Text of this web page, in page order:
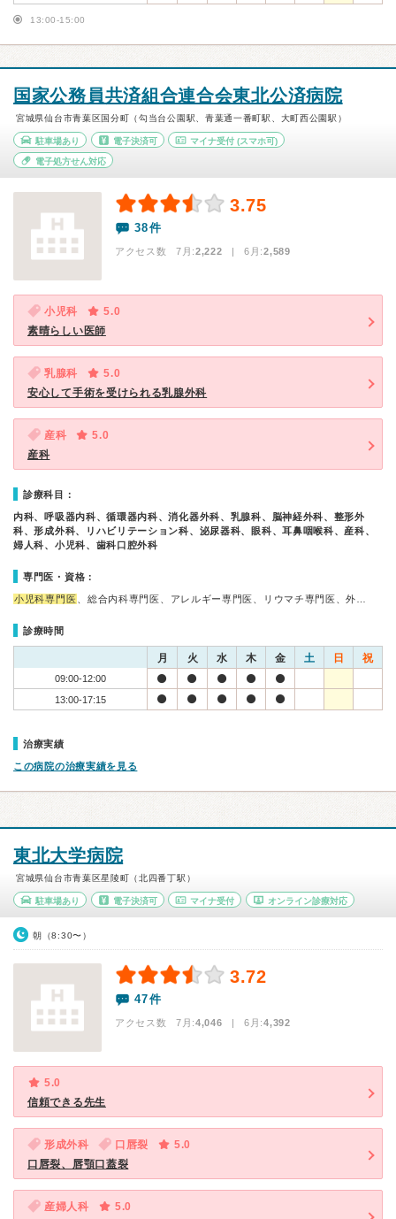
13:00-15:00
国家公務員共済組合連合会東北公済病院
宮城県仙台市青葉区国分町（勾当台公園駅、青葉通一番町駅、大町西公園駅）
駐車場あり 電子決済可 マイナ受付 (スマホ可)
電子処方せん対応
3.75
38件
アクセス数 7月:2,222 | 6月:2,589
小児科
5.0
素晴らしい医師
乳腺科
5.0
安心して手術を受けられる乳腺外科
産科
5.0
産科
診療科目：
内科、呼吸器内科、循環器内科、消化器外科、乳腺科、脳神経外科、整形外
科、形成外科、リハビリテーション科、泌尿器科、眼科、耳鼻咽喉科、産科、
婦人科、小児科、歯科口腔外科
専門医・資格：
小児科専門医 、総合内科専門医、アレルギー専門医、リウマチ専門医、外…
診療時間
月 火 水 木 金 土 日 祝
09:00-12:00
13:00-17:15
治療実績
この病院の治療実績を見る
東北大学病院
宮城県仙台市青葉区星陵町（北四番丁駅）
駐車場あり 電子決済可 マイナ受付 オンライン診療対応
朝（8:30〜）
3.72
47件
アクセス数 7月:4,046 | 6月:4,392
5.0
信頼できる先生
形成外科 口唇裂
5.0
口唇裂、唇顎口蓋裂
産婦人科
5.0